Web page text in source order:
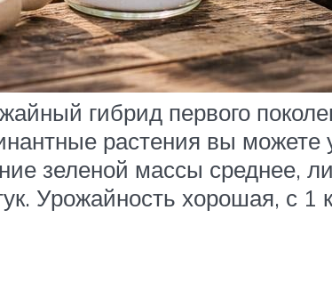
гибрид первого
растения вы можете
зеленой массы среднее,
Урожайность хорошая, с 1